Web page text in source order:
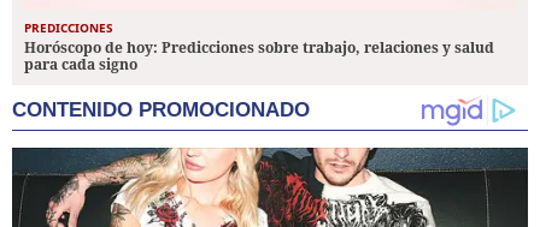
PREDICCIONES
Horóscopo de hoy: Predicciones sobre trabajo, relaciones y salud
para cada signo
CONTENIDO PROMOCIONADO